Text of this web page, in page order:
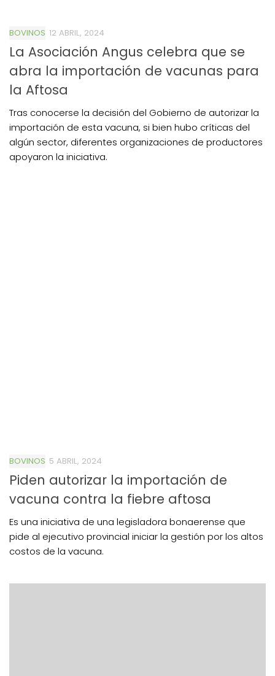
BOVINOS 12 ABRIL, 2024
La Asociación Angus celebra que se
abra la importación de vacunas para
la Aftosa
Tras conocerse la decisión del Gobierno de autorizar la
importación de esta vacuna, si bien hubo críticas del
algún sector, diferentes organizaciones de productores
apoyaron la iniciativa.
BOVINOS 5 ABRIL, 2024
Piden autorizar la importación de
vacuna contra la fiebre aftosa
Es una iniciativa de una legisladora bonaerense que
pide al ejecutivo provincial iniciar la gestión por los altos
costos de la vacuna.